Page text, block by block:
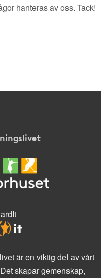
hanteras av oss. Tack!
är en viktig del av vårt
skapar gemenskap,